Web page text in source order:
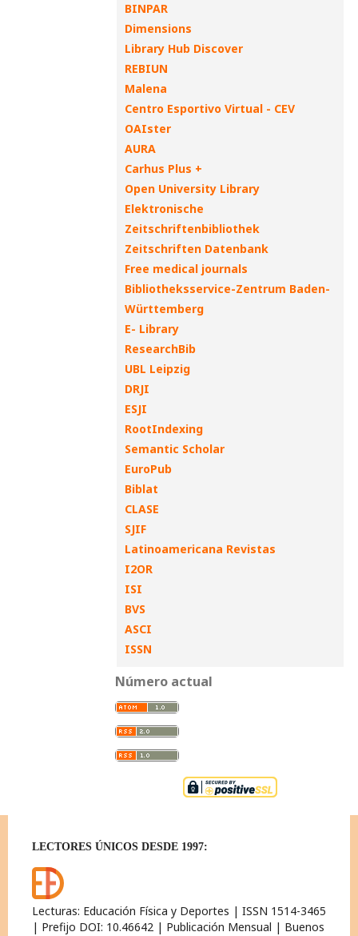
BINPAR
Dimensions
Library Hub Discover
REBIUN
Malena
Centro Esportivo Virtual - CEV
OAIster
AURA
Carhus Plus +
Open University Library
Elektronische
Zeitschriftenbibliothek
Zeitschriften Datenbank
Free medical journals
Bibliotheksservice-Zentrum Baden-
Württemberg
E- Library
ResearchBib
UBL Leipzig
DRJI
ESJI
RootIndexing
Semantic Scholar
EuroPub
Biblat
CLASE
SJIF
Latinoamericana Revistas
I2OR
ISI
BVS
ASCI
ISSN
Número actual
LECTORES ÚNICOS DESDE 1997:
Lecturas: Educación Física y Deportes | ISSN 1514-3465
| Prefijo DOI: 10.46642 | Publicación Mensual | Buenos